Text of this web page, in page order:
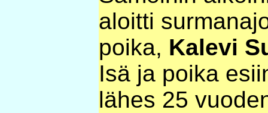
aloitti
poika, Kalevi
Isä ja poika
lähes 25